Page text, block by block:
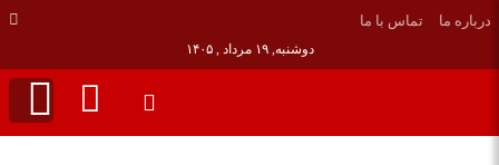
درباره ما تماس با ما
دوشنبه, ۱۹ مرداد , ۱۴۰۵